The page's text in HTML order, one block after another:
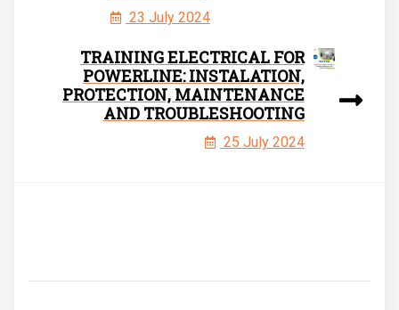
23 July 2024
TRAINING ELECTRICAL FOR
POWERLINE: INSTALATION,
PROTECTION, MAINTENANCE
AND TROUBLESHOOTING
25 July 2024